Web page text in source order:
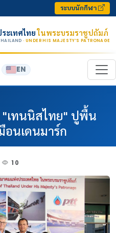
ระบบนักกีฬา
ะเทศไทยในพระบรมราชูปถัมภ์
· UNDER HIS MAJESTY’S PATRONAGE
EN
"เทนนิสไทย" ปูพื้น
อนเดนมาร์ก
10